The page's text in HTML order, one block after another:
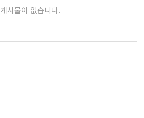
게시물이 없습니다.